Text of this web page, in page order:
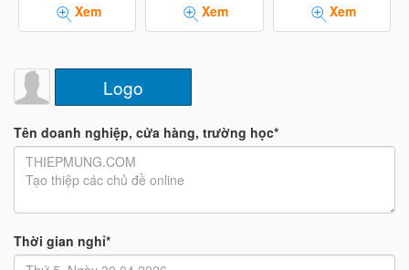
Xem
Xem
Xem
Logo
Tên doanh nghiệp, cửa hàng, trường học*
Thời gian nghỉ*